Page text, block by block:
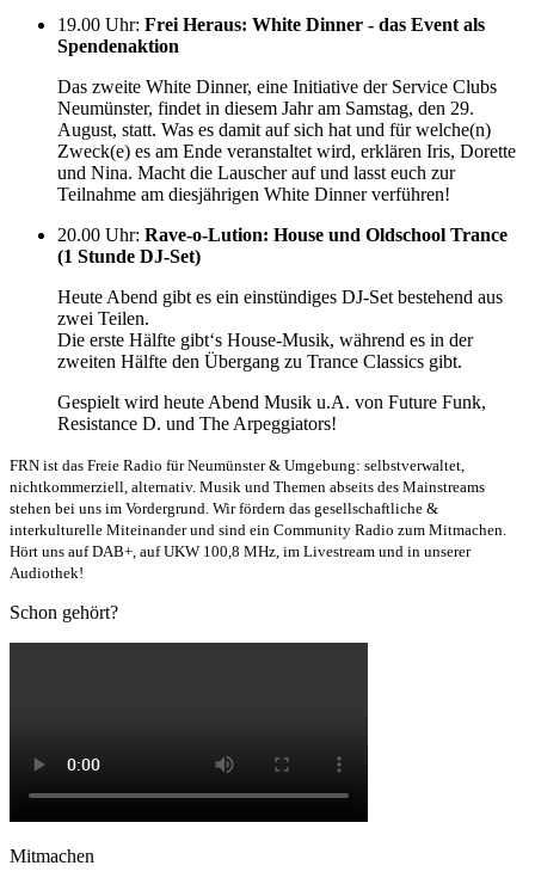
19.00 Uhr: Frei Heraus: White Dinner - das Event als
Spendenaktion
Das zweite White Dinner, eine Initiative der Service Clubs
Neumünster, findet in diesem Jahr am Samstag, den 29.
August, statt. Was es damit auf sich hat und für welche(n)
Zweck(e) es am Ende veranstaltet wird, erklären Iris, Dorette
und Nina. Macht die Lauscher auf und lasst euch zur
Teilnahme am diesjährigen White Dinner verführen!
20.00 Uhr: Rave-o-Lution: House und Oldschool Trance
(1 Stunde DJ-Set)
Heute Abend gibt es ein einstündiges DJ-Set bestehend aus
zwei Teilen.
Die erste Hälfte gibt‘s House-Musik, während es in der
zweiten Hälfte den Übergang zu Trance Classics gibt.
Gespielt wird heute Abend Musik u.A. von Future Funk,
Resistance D. und The Arpeggiators!
FRN ist das Freie Radio für Neumünster & Umgebung: selbstverwaltet,
nichtkommerziell, alternativ. Musik und Themen abseits des Mainstreams
stehen bei uns im Vordergrund. Wir fördern das gesellschaftliche &
interkulturelle Miteinander und sind ein Community Radio zum Mitmachen.
Hört uns auf DAB+, auf UKW 100,8 MHz, im Livestream und in unserer
Audiothek!
Schon gehört?
Mitmachen